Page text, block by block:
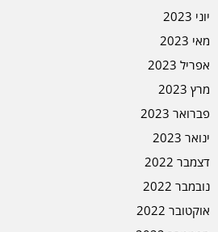
יוני 2023
מאי 2023
אפריל 2023
מרץ 2023
פברואר 2023
ינואר 2023
דצמבר 2022
נובמבר 2022
אוקטובר 2022